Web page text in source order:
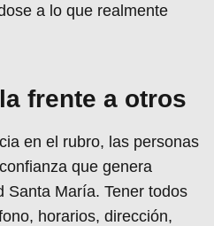
a lo que realmente
frente a otros
en el rubro, las personas
que genera
Santa María. Tener todos
horarios, dirección,